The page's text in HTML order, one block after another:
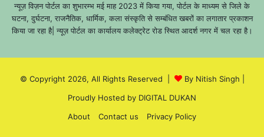
न्यूज़ विज़न पोर्टल का शुभारम्भ मई माह 2023 में किया गया, पोर्टल के माध्यम से जिले के
घटना, दुर्घटना, राजनैतिक, धार्मिक, कला संस्कृति से सम्बंधित खबरों का लगातार प्रकाशन
किया जा रहा है| न्यूज़ पोर्टल का कार्यालय कलेक्ट्रेट रोड स्थित आदर्श नगर में चल रहा है।
© Copyright 2026, All Rights Reserved | By Nitish Singh
Proudly Hosted by DIGITAL DUKAN
About
Contact us Privacy Policy